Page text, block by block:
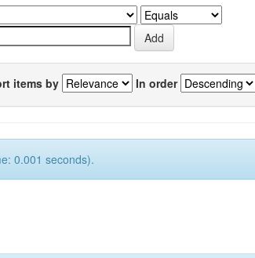
items by In order
0.001 seconds).